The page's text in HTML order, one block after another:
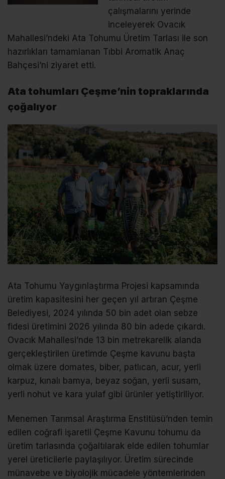
çalışmalarını yerinde
inceleyerek Ovacık
Mahallesi’ndeki Ata Tohumu Üretim Tarlası ile son
hazırlıkları tamamlanan Tıbbi Aromatik Anaç
Bahçesi’ni ziyaret etti.
Ata tohumları Çeşme’nin topraklarında
çoğalıyor
Ata Tohumu Yaygınlaştırma Projesi kapsamında
üretim kapasitesini her geçen yıl artıran Çeşme
Belediyesi, 2024 yılında 50 bin adet olan sebze
fidesi üretimini 2026 yılında 80 bin adede çıkardı.
Ovacık Mahallesi’nde 13 bin metrekarelik alanda
gerçekleştirilen üretimde Çeşme kavunu başta
olmak üzere domates, biber, patlıcan, acur, yerli
karpuz, kınalı bamya, beyaz soğan, yerli susam,
yerli nohut ve kara yulaf gibi ürünler yetiştiriliyor.
Menemen Tarımsal Araştırma Enstitüsü’nden temin
edilen coğrafi işaretli Çeşme Kavunu tohumu da
üretim tarlasında çoğaltılarak elde edilen tohumlar
yerel üreticilerle paylaşılıyor. Üretim sürecinde
münavebe ve biyolojik mücadele yöntemlerinden